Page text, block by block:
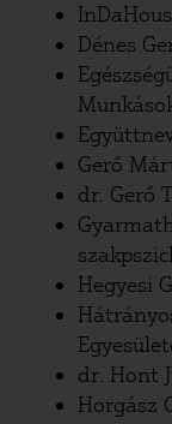
Dénes
Gerő
dr. Gerő
Hegyesi
dr. Hont
Horgász